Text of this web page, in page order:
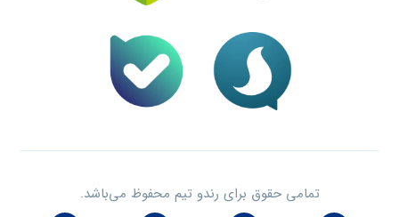
تمامی حقوق برای رندو تیم محفوظ می‌باشد.